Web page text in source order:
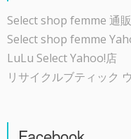
Select shop femme 通
Select shop femme
LuLu Select Yahoo!店
リサイクルブティック